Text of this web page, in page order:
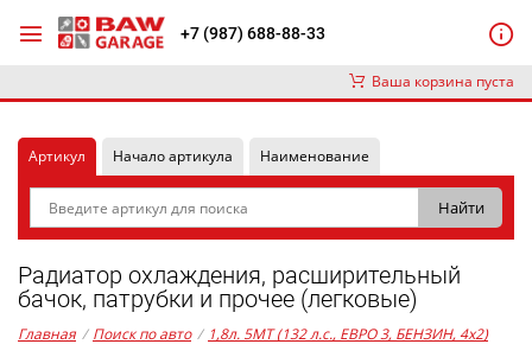
+7 (987) 688-88-33
Ваша корзина пуста
Артикул Начало артикула Наименование
Радиатор охлаждения, расширительный
бачок, патрубки и прочее (легковые)
Главная / Поиск по авто / 1,8л. 5MT (132 л.с., ЕВРО 3, БЕНЗИН, 4x2)